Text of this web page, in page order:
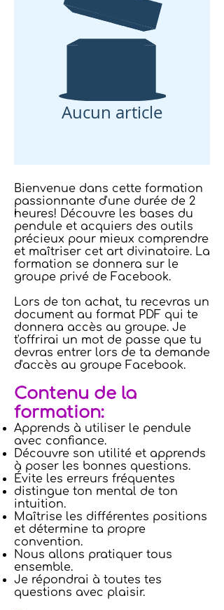
Aucun article
Bienvenue dans cette formation
passionnante d'une durée de 2
heures! Découvre les bases du
pendule et acquiers des outils
précieux pour mieux comprendre
et maîtriser cet art divinatoire. La
formation se donnera sur le
groupe privé de Facebook.
Lors de ton achat, tu recevras un
document au format PDF qui te
donnera accès au groupe. Je
t'offrirai un mot de passe que tu
devras entrer lors de ta demande
d'accès au groupe Facebook.
Contenu de la
formation:
Apprends à utiliser le pendule
avec confiance.
Découvre son utilité et apprends
à poser les bonnes questions.
Évite les erreurs fréquentes
distingue ton mental de ton
intuition.
Maîtrise les différentes positions
et détermine ta propre
convention.
Nous allons pratiquer tous
ensemble.
Je répondrai à toutes tes
questions avec plaisir.